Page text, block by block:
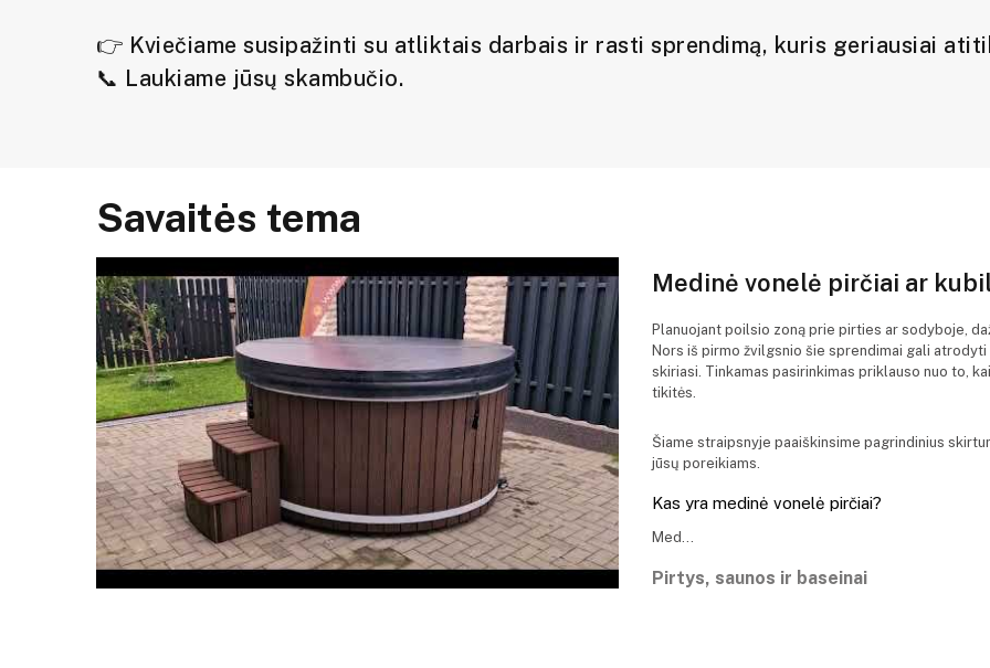
👉 Kviečiame susipažinti su atliktais darbais ir rasti sprendimą, kuris geriausiai
📞 Laukiame jūsų skambučio.
Savaitės tema
Medinė vonelė pirčiai ar
Planuojant poilsio zoną prie pirties ar sodyboje,
Nors iš pirmo žvilgsnio šie sprendimai gali
skiriasi. Tinkamas pasirinkimas priklauso nuo to,
tikitės.
Šiame straipsnyje paaiškinsime pagrindinius
jūsų poreikiams.
Kas yra medinė vonelė pirčiai?
Med…
Pirtys, saunos ir baseinai